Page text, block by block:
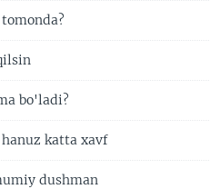
bo'ladi?
katta xavf
dushman